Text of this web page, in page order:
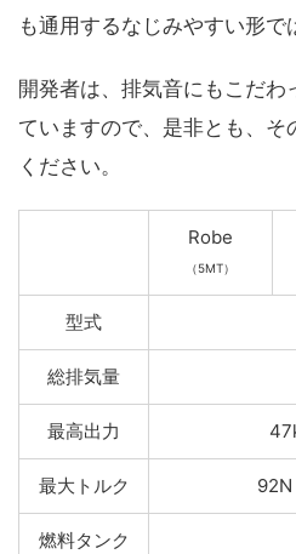
も通用するなじみやすい形で
開発者は、排気音にもこだ
ていますので、是非とも、そ
ください。
Robe
（5MT）
型式
総排気量
最高出力
最大トルク
燃料タンク